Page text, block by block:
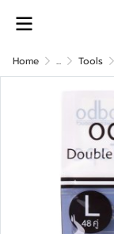
Home ... Tools